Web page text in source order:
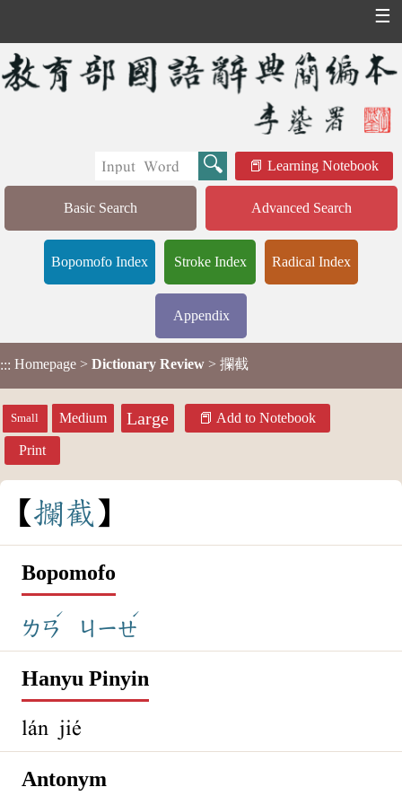
☰
Learning Notebook
Basic Search Advanced Search
Bopomofo Index Stroke Index Radical Index
Appendix
::: Homepage > Dictionary Review > 攔截
Small Medium Large Add to Notebook
Print
攔截
Bopomofo
ㄌㄢ
ˊ
ㄐㄧㄝ
ˊ
Hanyu Pinyin
lán jié
Antonym